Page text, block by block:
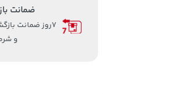
ضمانت
7روز ضمانت
و